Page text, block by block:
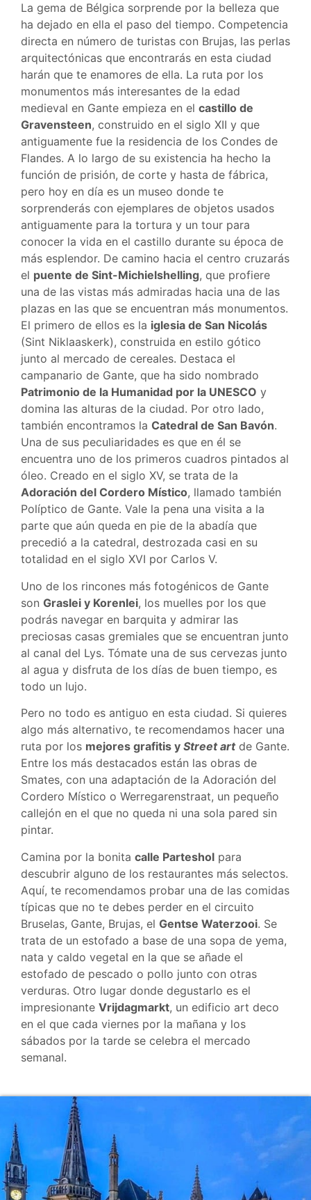
La gema de Bélgica sorprende por la belleza que
ha dejado en ella el paso del tiempo. Competencia
directa en número de turistas con Brujas, las perlas
arquitectónicas que encontrarás en esta ciudad
harán que te enamores de ella. La ruta por los
monumentos más interesantes de la edad
medieval en Gante empieza en el castillo de
Gravensteen, construido en el siglo XII y que
antiguamente fue la residencia de los Condes de
Flandes. A lo largo de su existencia ha hecho la
función de prisión, de corte y hasta de fábrica,
pero hoy en día es un museo donde te
sorprenderás con ejemplares de objetos usados
antiguamente para la tortura y un tour para
conocer la vida en el castillo durante su época de
más esplendor. De camino hacia el centro cruzarás
el puente de Sint-Michielshelling, que profiere
una de las vistas más admiradas hacia una de las
plazas en las que se encuentran más monumentos.
El primero de ellos es la iglesia de San Nicolás
(Sint Niklaaskerk), construida en estilo gótico
junto al mercado de cereales. Destaca el
campanario de Gante, que ha sido nombrado
Patrimonio de la Humanidad por la UNESCO y
domina las alturas de la ciudad. Por otro lado,
también encontramos la Catedral de San Bavón.
Una de sus peculiaridades es que en él se
encuentra uno de los primeros cuadros pintados al
óleo. Creado en el siglo XV, se trata de la
Adoración del Cordero Místico, llamado también
Políptico de Gante. Vale la pena una visita a la
parte que aún queda en pie de la abadía que
precedió a la catedral, destrozada casi en su
totalidad en el siglo XVI por Carlos V.
Uno de los rincones más fotogénicos de Gante
son Graslei y Korenlei, los muelles por los que
podrás navegar en barquita y admirar las
preciosas casas gremiales que se encuentran junto
al canal del Lys. Tómate una de sus cervezas junto
al agua y disfruta de los días de buen tiempo, es
todo un lujo.
Pero no todo es antiguo en esta ciudad. Si quieres
algo más alternativo, te recomendamos hacer una
ruta por los mejores grafitis y Street artde Gante.
Entre los más destacados están las obras de
Smates, con una adaptación de la Adoración del
Cordero Místico o Werregarenstraat, un pequeño
callejón en el que no queda ni una sola pared sin
pintar.
Camina por la bonita calle Parteshol para
descubrir alguno de los restaurantes más selectos.
Aquí, te recomendamos probar una de las comidas
típicas que no te debes perder en el circuito
Bruselas, Gante, Brujas, el Gentse Waterzooi. Se
trata de un estofado a base de una sopa de yema,
nata y caldo vegetal en la que se añade el
estofado de pescado o pollo junto con otras
verduras. Otro lugar donde degustarlo es el
impresionante Vrijdagmarkt, un edificio art deco
en el que cada viernes por la mañana y los
sábados por la tarde se celebra el mercado
semanal.